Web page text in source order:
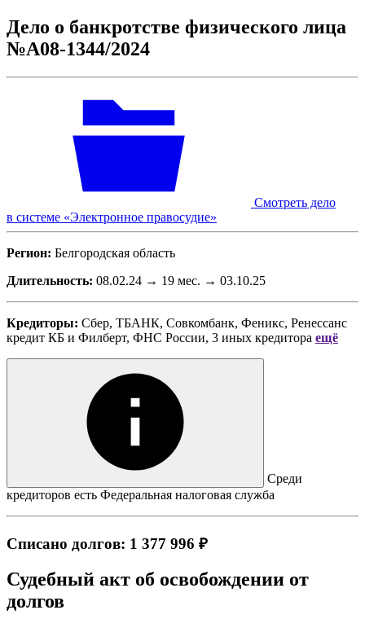
Дело о банкротстве физического лица
№А08-1344/2024
Смотреть дело
в системе «Электронное правосудие»
Регион: Белгородская область
Длительность: 08.02.24 → 19 мес. → 03.10.25
Кредиторы: Сбер, ТБАНК, Совкомбанк, Феникс, Ренессанс
кредит КБ и Филберт, ФНС России, 3 иных кредитора ещё
Среди
кредиторов есть Федеральная налоговая служба
Списано долгов: 1 377 996 ₽
Судебный акт об освобождении от
долгов